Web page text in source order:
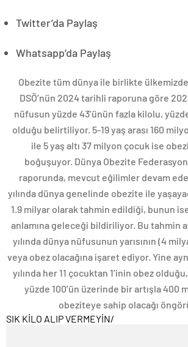
Twitter’da Paylaş
Whatsapp’da Paylaş
Obezite tüm dünya ile birlikte ülkemizde
DSÖ’nün 2024 tarihli raporuna göre
nüfusun yüzde 43’ünün fazla kilolu, yüzde
olduğu belirtiliyor. 5-19 yaş arası 160
ile 5 yaş altı 37 milyon çocuk ise
boğuşuyor. Dünya Obezite
raporunda, mevcut eğilimler devam
yılında dünya genelinde obezite ile
1.9 milyar olarak tahmin edildiği, bunun
anlamına geleceği bildiriliyor. Bu tahmin
yılında dünya nüfusunun yarısının (4
veya obez olacağına işaret ediyor. Yine
yılında her 11 çocuktan 1’inin obez
yüzde 100’ün üzerinde bir artışla 400
obeziteye sahip olacağı
SIK KİLO ALIP VERMEYİN/